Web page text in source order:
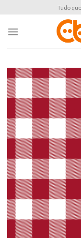
content
Tudo